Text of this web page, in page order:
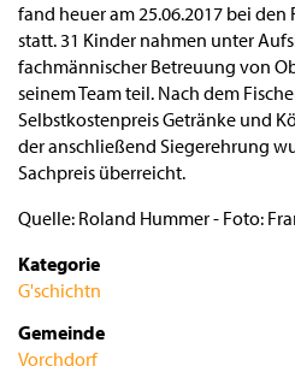
fand heuer am 25.06.2017 bei
statt. 31 Kinder nahmen unter
fachmännischer Betreuung von
seinem Team teil. Nach dem
Selbstkostenpreis Getränke und
der anschließend Siegerehrung
Sachpreis überreicht.
Quelle: Roland Hummer - Foto:
Kategorie
G'schichtn
Gemeinde
Vorchdorf